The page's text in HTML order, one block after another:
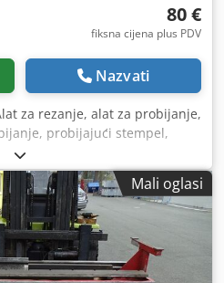
80 €
fiksna cijena plus PDV
Nazvati
za rezanje, alat za probijanje,
probijajući stempel,
nosač matrice -Promjer
rupe: Ø 90 mm /
mm, M10 -Dimenzije:
dimenzije: 200/100/V120
Samsx Aiqsha
Mali oglasi